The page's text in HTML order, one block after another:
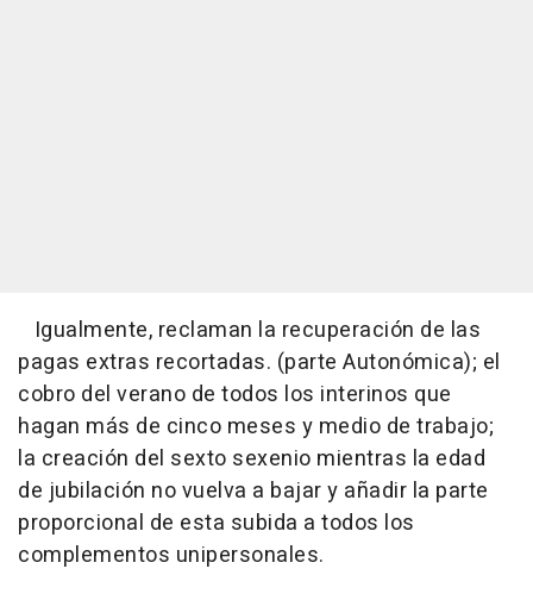
Igualmente, reclaman la recuperación de las
pagas extras recortadas. (parte Autonómica); el
cobro del verano de todos los interinos que
hagan más de cinco meses y medio de trabajo;
la creación del sexto sexenio mientras la edad
de jubilación no vuelva a bajar y añadir la parte
proporcional de esta subida a todos los
complementos unipersonales.